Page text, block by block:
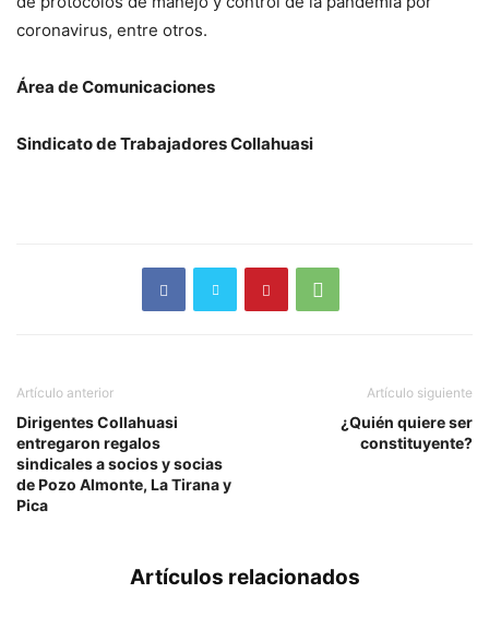
coronavirus, entre otros.
Área de Comunicaciones
Sindicato de Trabajadores Collahuasi
Artículo anterior
Dirigentes Collahuasi
entregaron regalos
sindicales a socios y socias
de Pozo Almonte, La Tirana y
Pica
Artículo siguiente
¿Quién quiere ser
constituyente?
Artículos relacionados